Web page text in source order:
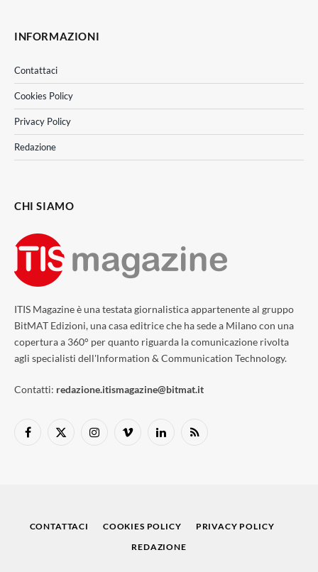
INFORMAZIONI
Contattaci
Cookies Policy
Privacy Policy
Redazione
CHI SIAMO
ITIS Magazine è una testata giornalistica appartenente al gruppo
BitMAT Edizioni, una casa editrice che ha sede a Milano con una
copertura a 360° per quanto riguarda la comunicazione rivolta
agli specialisti dell'lnformation & Communication Technology.
Contatti: redazione.itismagazine@bitmat.it
Facebook
X
InstagramVimeo LinkedInRSS
CONTATTACI COOKIES POLICY
PRIVACY POLICY
REDAZIONE